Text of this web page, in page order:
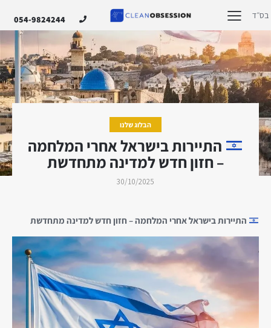
בס״ד 054-9824244
הבלוג שלנו
התיירות בישראל אחרי המלחמה
– חזון חדש למדינה מתחדשת
30/10/2025
התיירות בישראל אחרי המלחמה – חזון חדש למדינה מתחדשת